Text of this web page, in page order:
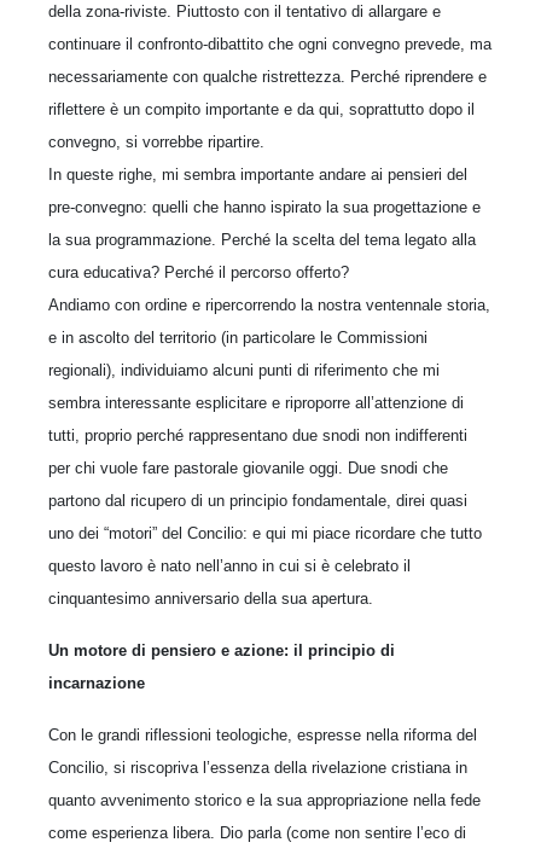
della zona-riviste. Piuttosto con il tentativo di allargare e
continuare il confronto-dibattito che ogni convegno prevede, ma
necessariamente con qualche ristrettezza. Perché riprendere e
riflettere è un compito importante e da qui, soprattutto dopo il
convegno, si vorrebbe ripartire.
In queste righe, mi sembra importante andare ai pensieri del
pre-convegno: quelli che hanno ispirato la sua progettazione e
la sua programmazione. Perché la scelta del tema legato alla
cura educativa? Perché il percorso offerto?
Andiamo con ordine e ripercorrendo la nostra ventennale storia,
e in ascolto del territorio (in particolare le Commissioni
regionali), individuiamo alcuni punti di riferimento che mi
sembra interessante esplicitare e riproporre all’attenzione di
tutti, proprio perché rappresentano due snodi non indifferenti
per chi vuole fare pastorale giovanile oggi. Due snodi che
partono dal ricupero di un principio fondamentale, direi quasi
uno dei “motori” del Concilio: e qui mi piace ricordare che tutto
questo lavoro è nato nell’anno in cui si è celebrato il
cinquantesimo anniversario della sua apertura.
Un motore di pensiero e azione: il principio di
incarnazione
Con le grandi riflessioni teologiche, espresse nella riforma del
Concilio, si riscopriva l’essenza della rivelazione cristiana in
quanto avvenimento storico e la sua appropriazione nella fede
come esperienza libera. Dio parla (come non sentire l’eco di